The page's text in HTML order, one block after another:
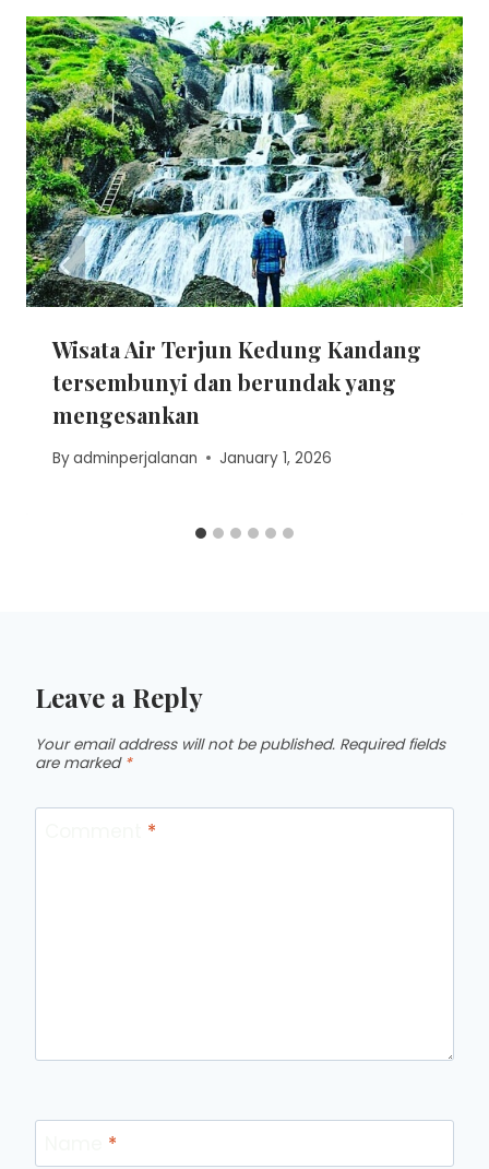
Wisata Air Terjun Kedung Kandang
tersembunyi dan berundak yang
mengesankan
Byadminperjalanan January 1, 2026
Leave a Reply
Your email address will not be published. Required fields
are marked *
*
*